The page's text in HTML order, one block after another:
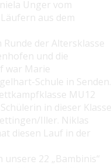
Unger vom
aus dem
Runde der Altersklasse
und die
war Marie
Schule in Senden.
MU12
in dieser Klasse
Iller. Niklas
diesen Lauf in der
22 „Bambinis“